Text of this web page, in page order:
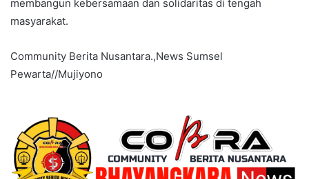
membangun kebersamaan dan solidaritas di tengah
masyarakat.
Community Berita Nusantara.,News Sumsel
Pewarta//Mujiyono